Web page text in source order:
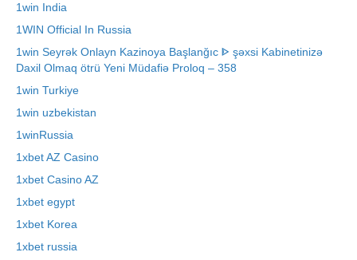
1win India
1WIN Official In Russia
1win Seyrək Onlayn Kazinoya Başlanğıc ᐈ şəxsi Kabinetinizə
Daxil Olmaq ötrü Yeni Müdafiə Proloq – 358
1win Turkiye
1win uzbekistan
1winRussia
1xbet AZ Casino
1xbet Casino AZ
1xbet egypt
1xbet Korea
1xbet russia